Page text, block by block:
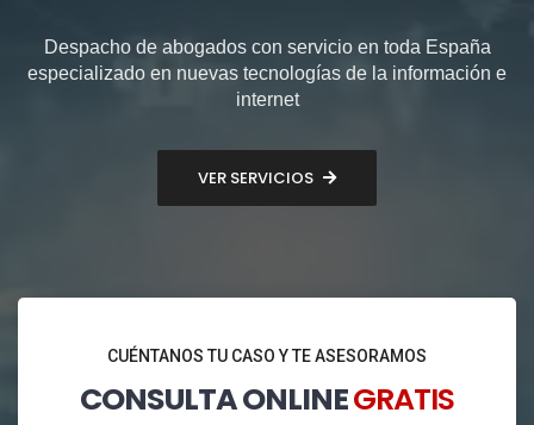
Despacho de abogados con servicio en toda España
especializado en nuevas tecnologías de la información e
internet
VER SERVICIOS
CUÉNTANOS TU CASO Y TE ASESORAMOS
CONSULTA ONLINEGRATIS